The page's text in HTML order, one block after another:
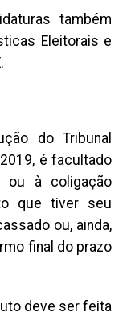
também
Eleitorais e
do Tribunal
é facultado
ou à coligação
que tiver seu
ou, ainda,
final do prazo
deve ser feita